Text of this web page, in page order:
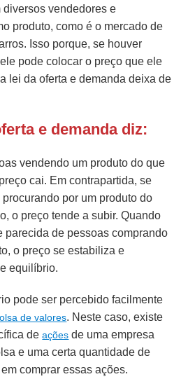
vendedores e
produto, como é o mercado de
Isso porque, se houver
pode colocar o preço que ele
lei da oferta e demanda deixa de
e demanda diz:
vendendo um produto do que
cai. Em contrapartida, se
por um produto do
o preço tende a subir.Quando
parecida de pessoas comprando
o preço se estabiliza e
equilíbrio.
pode ser percebido facilmente
de valores. Neste caso, existe
deações de uma empresa
e uma certa quantidade de
comprar essas ações.